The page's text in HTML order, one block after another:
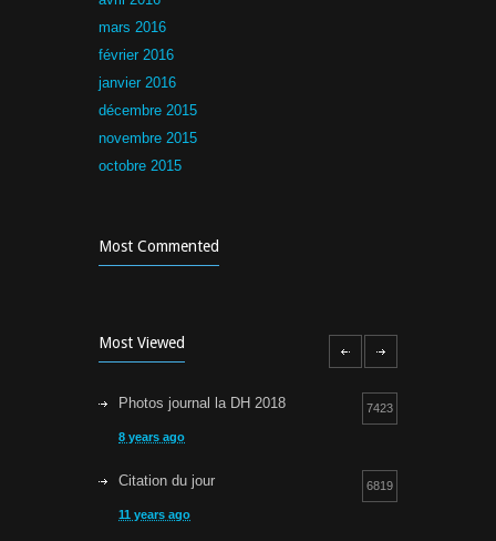
mars 2016
février 2016
janvier 2016
décembre 2015
novembre 2015
octobre 2015
Most Commented
Most Viewed
Photos journal la DH 2018 7423
8 years ago
Citation du jour 6819
11 years ago